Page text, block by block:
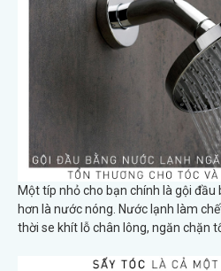
Một típ nhỏ cho bạn chính là gội
hơn là nước nóng. Nước lạnh làm
thời se khít lỗ chân lông, ngăn chặn